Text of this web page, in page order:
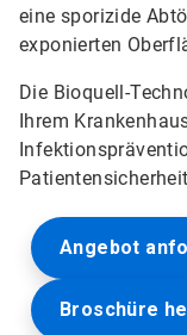
eine sporizide
exponierten
Die Bioquell-
Ihrem
Angebot
Broschüre